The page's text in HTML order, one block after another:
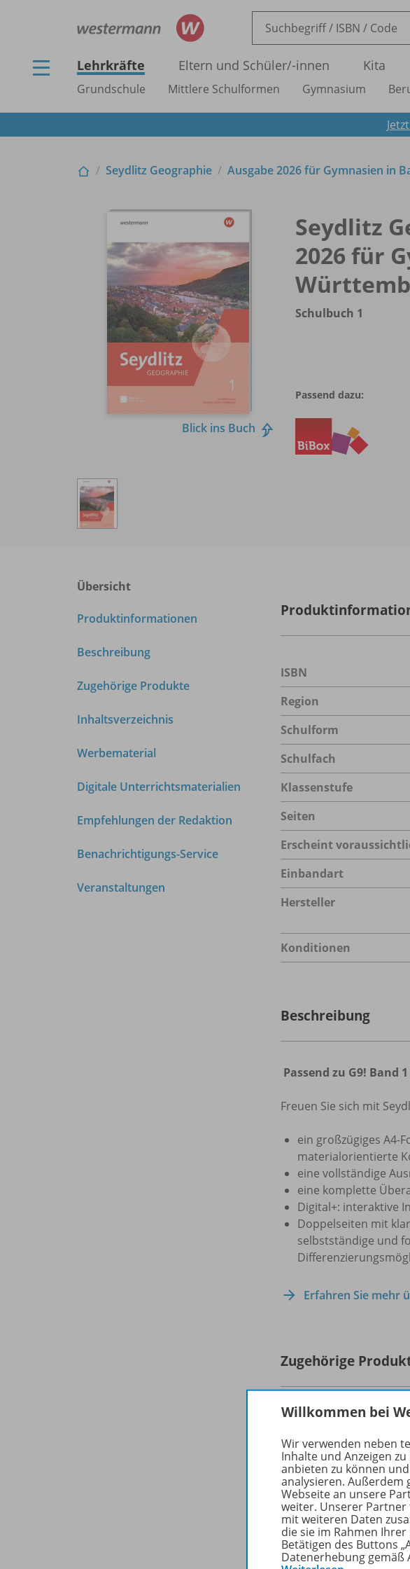
Lehrkräfte Eltern und Schüler/-innen Kita
Grundschule Mittlere Schulformen Gymnasium
Seydlitz Geographie Ausgabe 2026 für Gymnasien in
Blick ins Buch
Seydlitz
2026 für
Schulbuch 1
Passend dazu:
Übersicht
Produktinformationen
Beschreibung
Zugehörige Produkte
Inhaltsverzeichnis
Werbematerial
Digitale Unterrichtsmaterialien
Empfehlungen der Redaktion
Benachrichtigungs-Service
Veranstaltungen
ISBN
Region
Schulform
Schulfach
Klassenstufe
Seiten
Erscheint
Einbandart
Hersteller
Konditionen
Beschreibung
Passend zu G9! Band
Freuen Sie sich mit
ein großzügiges
materialorientierte
eine vollständige
eine komplette
Digital+: interaktive
Doppelseiten mit
selbstständige und
Erfahren Sie mehr
Zugehörige
Willkommen bei
Wir verwenden neben
Inhalte und Anzeigen
anbieten zu können
analysieren. Außerdem
Webseite an unsere
weiter. Unserer
mit weiteren Daten
die sie im Rahmen
Betätigen des Buttons
Datenerhebung gemäß